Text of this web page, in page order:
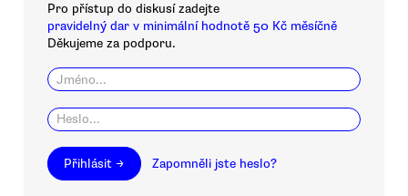
Pro přístup do diskusí zadejte
pravidelný dar v minimální hodnotě 50 Kč měsíčně
Děkujeme za podporu.
Přihlásit → Zapomněli jste heslo?